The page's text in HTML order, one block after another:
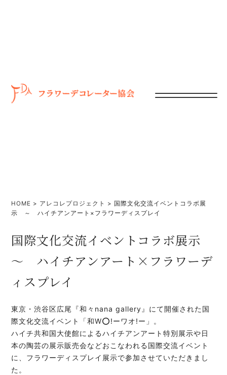
HOME > アレコレプロジェクト > 国際文化交流イベントコラボ展
示 ～ ハイチアンアート×フラワーディスプレイ
国際文化交流イベントコラボ展示
～ ハイチアンアート×フラワーデ
ィスプレイ
東京・渋谷区広尾『和々nana gallery』にて開催された国
際文化交流イベント「和W⭕️!ーワオ!ー」。
ハイチ共和国大使館によるハイチアンアート特別展示や日
本の陶芸の展示販売会などおこなわれる国際交流イベント
に、フラワーディスプレイ展示で参加させていただきまし
た。